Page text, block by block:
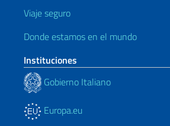
Viaje seguro
Donde estamos en el mundo
Instituciones
Gobierno Italiano
Europa.eu